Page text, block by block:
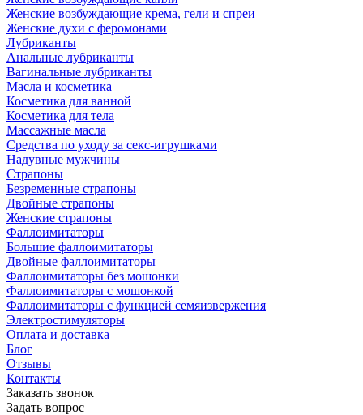
Женские возбуждающие крема, гели и спреи
Женские духи с феромонами
Лубриканты
Анальные лубриканты
Вагинальные лубриканты
Масла и косметика
Косметика для ванной
Косметика для тела
Массажные масла
Средства по уходу за секс-игрушками
Надувные мужчины
Страпоны
Безременные страпоны
Двойные страпоны
Женские страпоны
Фаллоимитаторы
Большие фаллоимитаторы
Двойные фаллоимитаторы
Фаллоимитаторы без мошонки
Фаллоимитаторы с мошонкой
Фаллоимитаторы с функцией семяизвержения
Электростимуляторы
Оплата и доставка
Блог
Отзывы
Контакты
Заказать звонок
Задать вопрос